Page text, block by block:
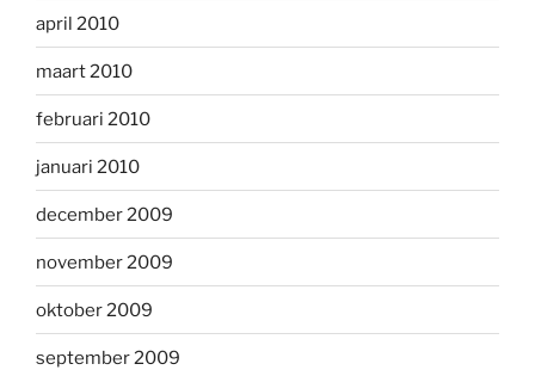
april 2010
maart 2010
februari 2010
januari 2010
december 2009
november 2009
oktober 2009
september 2009